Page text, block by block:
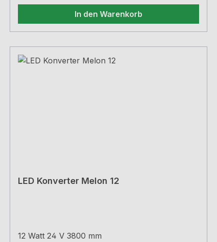
In den Warenkorb
LED Konverter Melon 12
12 Watt 24 V 3800 mm